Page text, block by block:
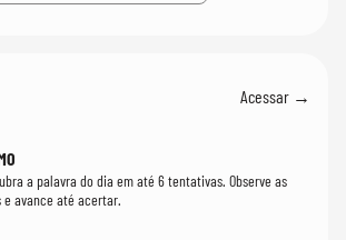
Acessar →
a palavra do dia em até 6 tentativas. Observe as
e avance até acertar.